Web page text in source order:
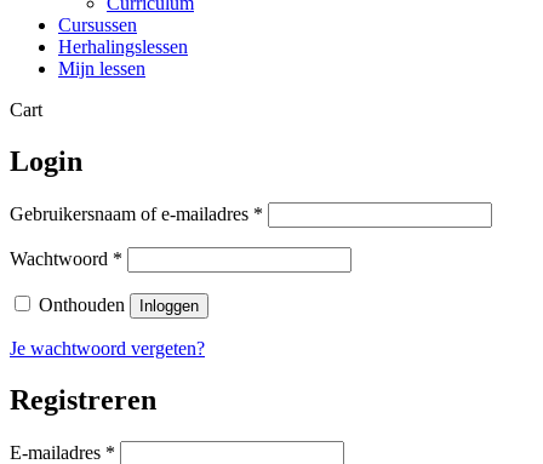
Cursussen
Herhalingslessen
Mijn lessen
CartClose
Login
Gebruikersnaam of e-mailadres *
Wachtwoord *
Onthouden Inloggen
Je wachtwoord vergeten?
Registreren
E-mailadres *